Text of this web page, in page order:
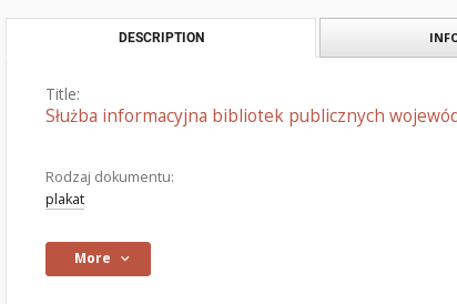
DESCRIPTION
Title:
Służba informacyjna bibliotek publicznych
Rodzaj dokumentu:
plakat
More